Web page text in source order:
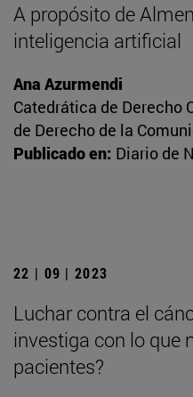
A propósito de
inteligencia artificial
Ana Azurmendi
Catedrática de Derecho
de Derecho de la
Publicado en: Diario de
22 | 09 | 2023
Luchar contra el
investiga con lo que
pacientes?